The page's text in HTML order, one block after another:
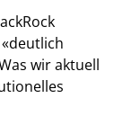
wir aktuell